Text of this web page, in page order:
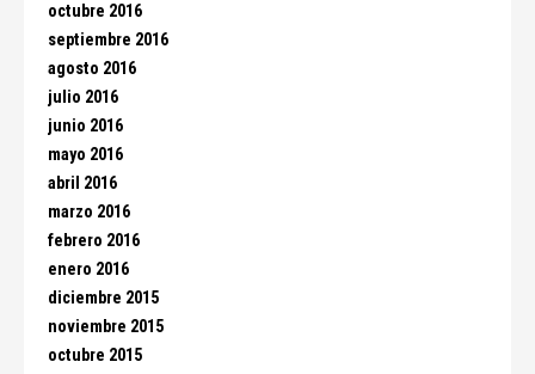
octubre 2016
septiembre 2016
agosto 2016
julio 2016
junio 2016
mayo 2016
abril 2016
marzo 2016
febrero 2016
enero 2016
diciembre 2015
noviembre 2015
octubre 2015